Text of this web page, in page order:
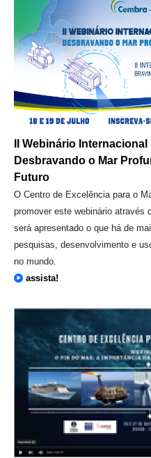
II Webinário
Desbravando o Mar
Futuro
O Centro de Excelência para o
promover este webinário através
será apresentado o que há de
pesquisas, desenvolvimento e
no mundo.
assista!